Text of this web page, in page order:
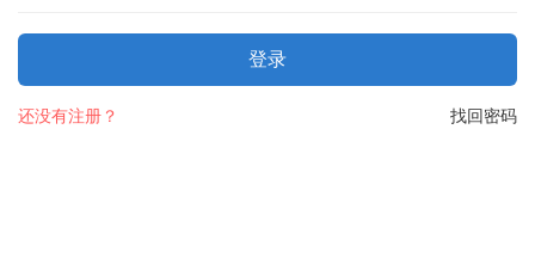
登录
找回密码
还没有注册？